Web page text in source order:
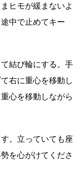
ヒモが緩まないよ
中で止めてキー
結び輪にする。手
右に重心を移動し
心を移動しながら
。立っていても座
を心がけてくださ